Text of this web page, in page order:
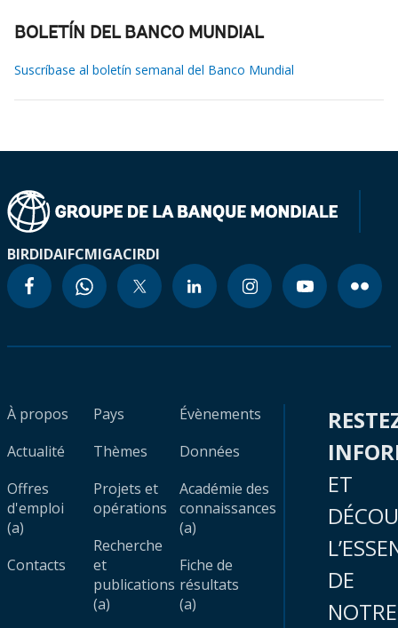
BOLETÍN DEL BANCO MUNDIAL
Suscríbase al boletín semanal del Banco Mundial
BIRDIDAIFCMIGACIRDI
À propos
Actualité
Offres
d'emploi
(a)
Contacts
Pays
Thèmes
Projets et
opérations
Recherche
et
publications
(a)
Évènements
Données
Académie des
connaissances
(a)
Fiche de
résultats
(a)
ET
DE
NOTRE